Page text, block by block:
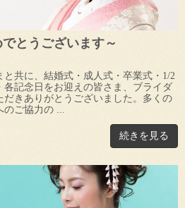
とうございます～
共に、結婚式・成人式・卒業式・1/2
各記念日をお迎えの皆さま、ブライダ
きありがとうございました。多くの
のご協力の ...
続きを見る